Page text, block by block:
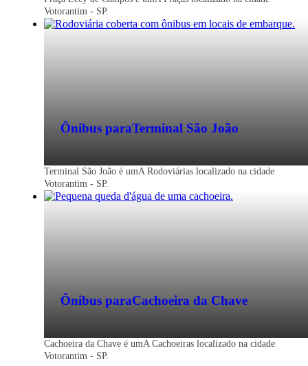
Votorantim - SP.
Ônibus paraTerminal São João
Terminal São João é umA Rodoviárias localizado na cidade
Votorantim - SP.
Ônibus paraCachoeira da Chave
Cachoeira da Chave é umA Cachoeiras localizado na cidade
Votorantim - SP.